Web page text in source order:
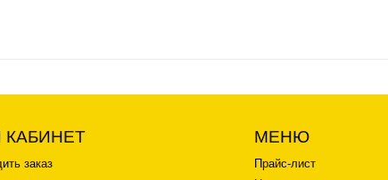
заказ
МЕНЮ
Прайс-лист